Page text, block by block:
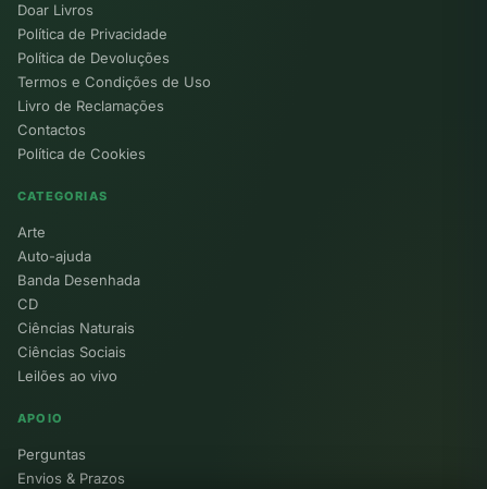
Doar Livros
Política de Privacidade
Política de Devoluções
Termos e Condições de Uso
Livro de Reclamações
Contactos
Política de Cookies
CATEGORIAS
Arte
Auto-ajuda
Banda Desenhada
CD
Ciências Naturais
Ciências Sociais
Leilões ao vivo
APOIO
Perguntas
Envios & Prazos